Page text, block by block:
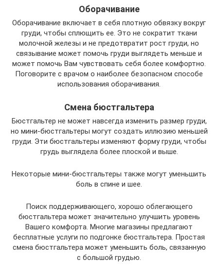
Оборачивание
Оборачивание включает в себя плотную обвязку вокруг
груди, чтобы сплющить ее. Это не сократит ткани
молочной железы и не предотвратит рост груди, но
связывание может помочь груди выглядеть меньше и
может помочь Вам чувствовать себя более комфортно.
Поговорите с врачом о наиболее безопасном способе
использования оборачивания.
Смена бюстгальтера
Бюстгальтер не может навсегда изменить размер груди,
но мини-бюстгальтеры могут создать иллюзию меньшей
груди. Эти бюстгальтеры изменяют форму груди, чтобы
грудь выглядела более плоской и выше.
Некоторые мини-бюстгальтеры также могут уменьшить
боль в спине и шее.
Поиск поддерживающего, хорошо облегающего
бюстгальтера может значительно улучшить уровень
Вашего комфорта. Многие магазины предлагают
бесплатные услуги по подгонке бюстгальтера. Простая
смена бюстгальтера может уменьшить боль, связанную
с большой грудью.